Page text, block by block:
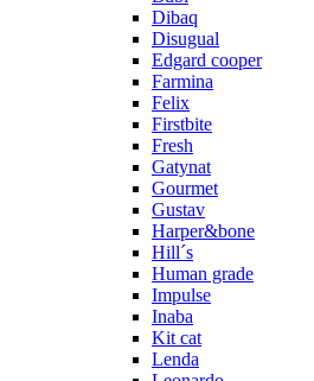
Dibaq
Disugual
Edgard cooper
Farmina
Felix
Firstbite
Fresh
Gatynat
Gourmet
Gustav
Harper&bone
Hill´s
Human grade
Impulse
Inaba
Kit cat
Lenda